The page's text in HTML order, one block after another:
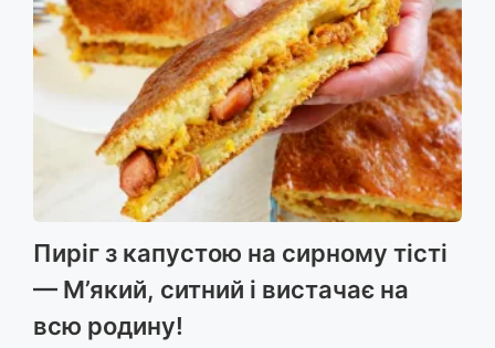
Пиріг з капустою на сирному тісті
— М’який, ситний і вистачає на
всю родину!